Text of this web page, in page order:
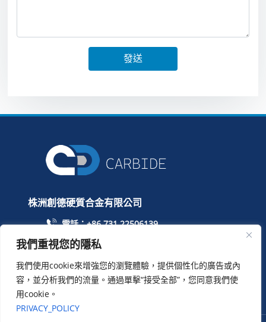
發送
株洲創德硬質合金有限公司
電話：+86 731 22506139
電話：+86 13786352688
info@cdcarbide.com
添加株洲市天元區泰山路留學生創業園1號樓215
我們重視您的隱私
我們使用cookie來增強您的瀏覽體驗，提供個性化的廣告或內
容，並分析我們的流量。通過單擊“接受全部”，您同意我們使
用cookie。
PRIVACY_POLICY